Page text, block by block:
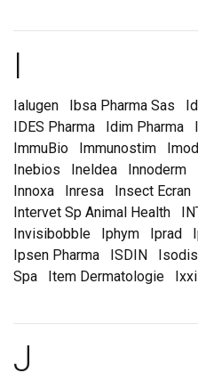
Marques
I
Ialugen Ibsa Pharma Sas
IDES Pharma
Idim Pharma
ImmuBio
Immunostim
Inebios
Ineldea Innoderm
Innoxa
Inresa Insect Ecran
Intervet Sp Animal Health
Invisibobble
Iphym Iprad
Ipsen Pharma
ISDIN
Spa
Item Dermatologie Ixxi
Marques
J